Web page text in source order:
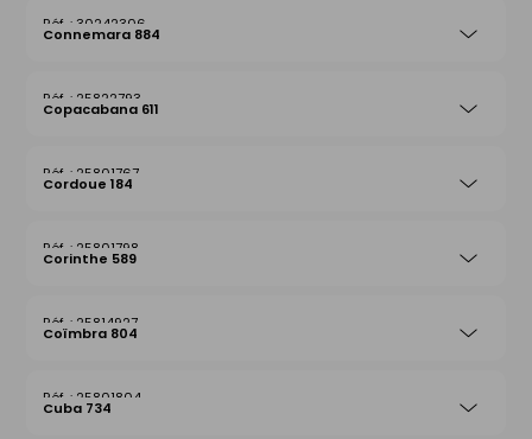
30242306
Connemara 884
25822793
Copacabana 611
25801767
Cordoue 184
25801798
Corinthe 589
25814927
Coïmbra 804
25801804
Cuba 734